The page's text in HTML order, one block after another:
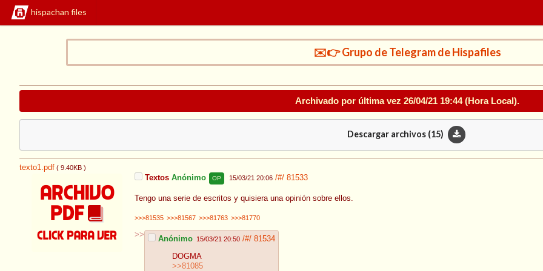
hispachan files
✉️👉 Grupo de Telegram de Hispafiles
Archivado por última vez 26/04/21 19:44(Hora Local).
Descargar archivos (15)
texto1.pdf ( 9.40KB )
Textos Anónimo OP 15/03/21 20:06 /#/ 81533
Tengo una serie de escritos y quisiera una opinión sobre ellos.
>>>81535 >>>81567 >>>81763 >>>81770
>> Anónimo 15/03/21 20:50 /#/ 81534
DOGMA
>>81085